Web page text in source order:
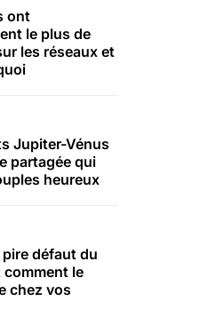
ont
le plus de
les réseaux et
Jupiter-Vénus
partagée qui
heureux
défaut du
comment le
chez vos